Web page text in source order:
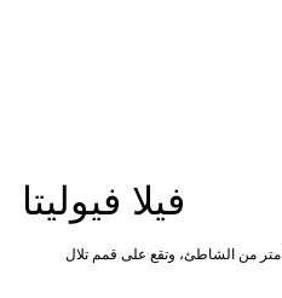
فيلا فيوليتا
تقع Villa Violeta على بعد 200 متر من الشاطئ، وتقع على قمم تلال